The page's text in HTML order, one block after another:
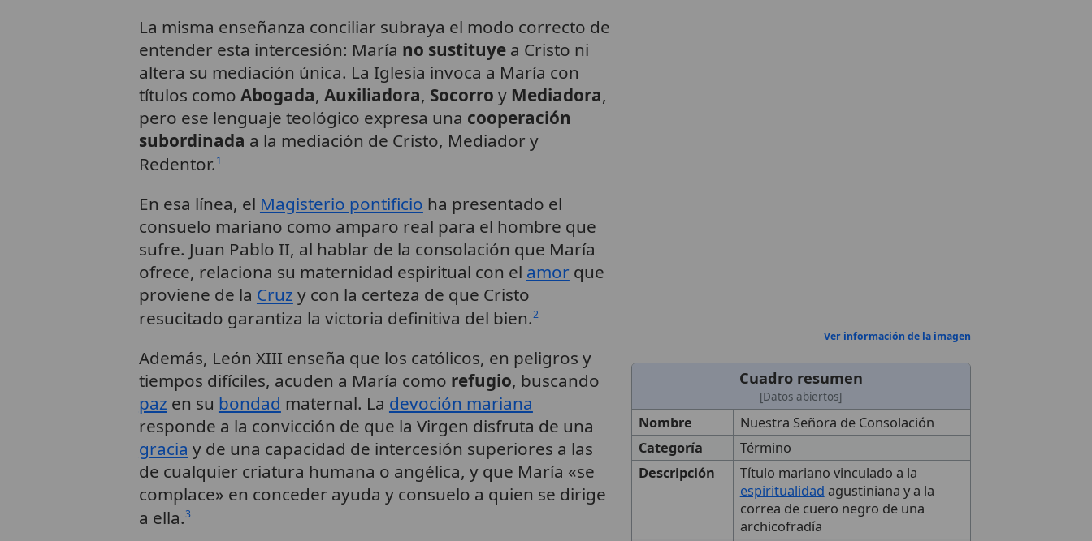
Ver información de la imagen
Cuadro resumen
[Datos abiertos]
Nombre
Nuestra Señora de Consolación
Categoría
Término
Descripción
Título mariano vinculado a la
espiritualidad agustiniana y a la
correa de cuero negro de una
archicofradía
La misma enseñanza conciliar subraya el modo correcto de
entender esta intercesión: María no sustituyea Cristo ni
altera su mediación única. La Iglesia invoca a María con
títulos como Abogada, Auxiliadora, Socorro y Mediadora,
pero ese lenguaje teológico expresa una cooperación
subordinada a la mediación de Cristo, Mediador y
Redentor.1
En esa línea, el Magisterio pontificio ha presentado el
consuelo mariano como amparo real para el hombre que
sufre. Juan Pablo II, al hablar de la consolación que María
ofrece, relaciona su maternidad espiritual con el amorque
proviene de la Cruz y con la certeza de que Cristo
resucitado garantiza la victoria definitiva del bien.2
Además, León XIII enseña que los católicos, en peligros y
tiempos difíciles, acuden a María como refugio, buscando
paz en su bondad maternal. La devoción mariana
responde a la convicción de que la Virgen disfruta de una
gracia y de una capacidad de intercesión superiores a las
de cualquier criatura humana o angélica, y que María «se
complace» en conceder ayuda y consuelo a quien se dirige
a ella.3